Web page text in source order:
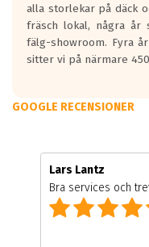
alla storlekar på däck
fräsch lokal, några år
fälg-showroom. Fyra
sitter vi på närmare
GOOGLE RECENSIONER
Lars Lantz
Bra services och